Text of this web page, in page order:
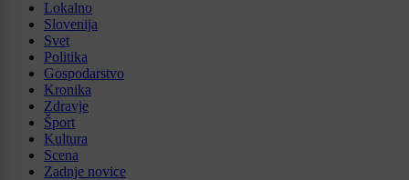
Lokalno
Slovenija
Svet
Politika
Gospodarstvo
Kronika
Zdravje
Šport
Kultura
Scena
Zadnje novice